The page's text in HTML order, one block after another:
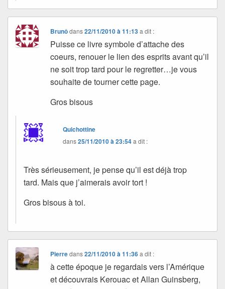
Brunôdans22/11/2010 à 11:13 a dit :
Puisse ce livre symbole d’attache des
coeurs, renouer le lien des esprits avant qu’il
ne soit trop tard pour le regretter…je vous
souhaite de tourner cette page.
Gros bisous
Quichottine
dans25/11/2010 à 23:54a dit :
Très sérieusement, je pense qu’il est déjà trop
tard. Mais que j’aimerais avoir tort !
Gros bisous à toi.
Pierredans22/11/2010 à 11:36 a dit :
à cette époque je regardais vers l’Amérique
et découvrais Kerouac et Allan Guinsberg,